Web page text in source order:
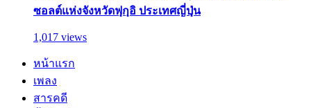
ซอลต์แห่งจังหวัดฟุกุอิ ประเทศญี่ปุ่น
1,017 views
หน้าแรก
เพลง
สารคดี